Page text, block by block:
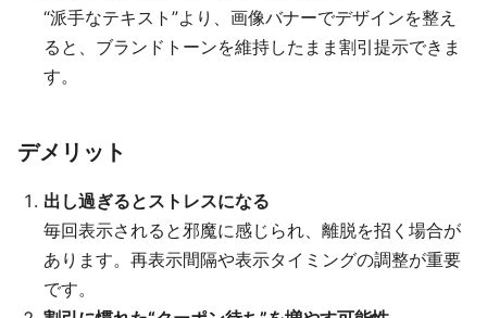
“派手なテキスト”より、画像バナーでデザインを整え
ると、ブランドトーンを維持したまま割引提示できま
す。
デメリット
出し過ぎるとストレスになる
毎回表示されると邪魔に感じられ、離脱を招く場合が
あります。再表示間隔や表示タイミングの調整が重要
です。